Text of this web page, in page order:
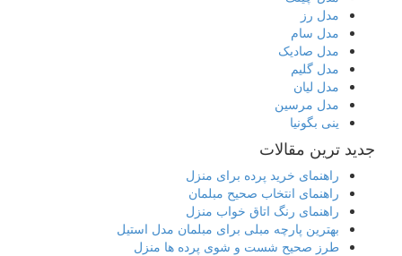
مدل رز
مدل سام
مدل صادیک
مدل گلیم
مدل لیان
مدل مرسین
ینی بگونیا
جدید ترین مقالات
راهنمای خرید پرده برای منزل
راهنمای انتخاب صحیح مبلمان
راهنمای رنگ اتاق خواب منزل
بهترین پارچه مبلی برای مبلمان مدل استیل
طرز صحیح شست و شوی پرده ها منزل